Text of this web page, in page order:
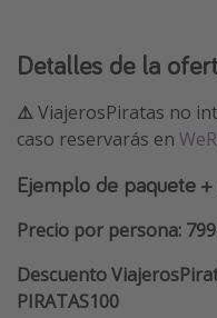
Detalles de la
⚠️ViajerosPiratas no
caso reservarás en
Ejemplo de paquete
Precio por persona:
Descuento
PIRATAS100